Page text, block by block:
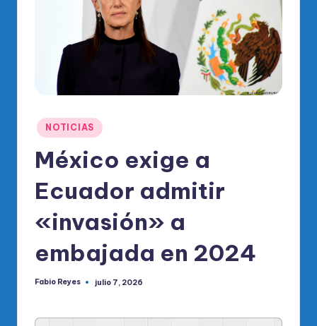
al
R
M
Publicado
en
NOTICIAS
México exige a
Ecuador admitir
«invasión» a
embajada en 2024
Publicado
Fabio Reyes julio 7, 2026